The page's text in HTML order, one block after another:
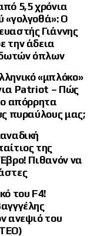
5,5 χρόνια
«γολγοθά»: Ο
Γιάννης
την άδεια
όπλων
«μπλόκο»
Patriot – Πώς
απόρρητα
πυραύλους μας;
της
Πιθανόν να
του F4!
ανεψιό του